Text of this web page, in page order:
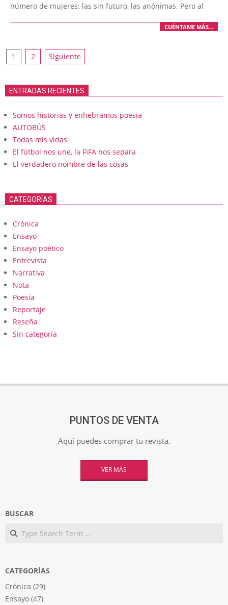
número de mujeres: las sin futuro, las anónimas. Pero al
CUÉNTAME MÁS…
Paginación
entradas
1 2 Siguiente
ENTRADAS RECIENTES
Somos historias y enhebramos poesia
AUTOBÚS
Todas mis vidas
El fútbol nos une, la FIFA nos separa
El verdadero nombre de las cosas
CATEGORÍAS
Crónica
Ensayo
Ensayo poético
Entrevista
Narrativa
Nota
Poesía
Reportaje
Reseña
Sin categoría
PUNTOS DE VENTA
Aquí puedes comprar tu revista.
VER MÁS
BUSCAR
Search
CATEGORÍAS
Crónica (29)
Ensayo (47)